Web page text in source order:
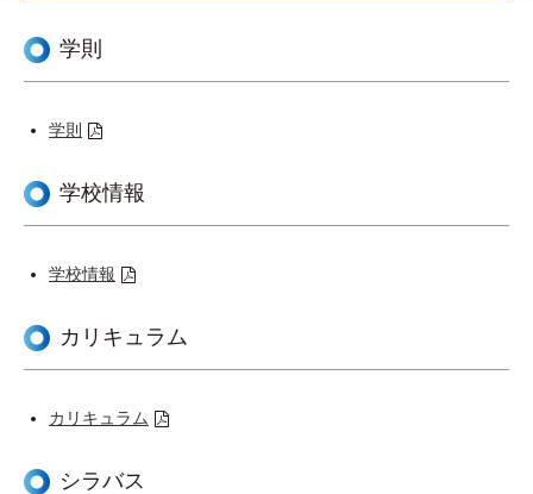
三幸学園について
最新情報
SDGsの取り組み
学則
学則
学校情報
学校情報
カリキュラム
カリキュラム
シラバス